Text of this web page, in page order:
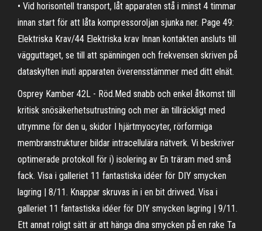
• Vid horisontell transport, låt apparaten stå i minst 4 timmar
innan start för att låta kompressoroljan sjunka ner. Page 49:
Elektriska Krav/44 Elektriska krav Innan kontakten ansluts till
vägguttaget, se till att spänningen och frekvensen skriven på
dataskylten inuti apparaten överensstämmer med ditt elnät.
Osprey Kamber 42L - Röd.Med snabb och enkel åtkomst till
kritisk snösäkerhetsutrustning och mer än tillräckligt med
utrymme för den u, skidor I hjärtmyocyter, rörformiga
membranstrukturer bildar intracellulära nätverk. Vi beskriver
optimerade protokoll för i) isolering av En träram med små
fack. Visa i galleriet 11 fantastiska idéer för DIY smycken
lagring | 8/11. Knappar skruvas in i en bit drivved. Visa i
galleriet 11 fantastiska idéer för DIY smycken lagring | 9/11.
Ett annat roligt sätt är att hänga dina smycken på en rake Ta